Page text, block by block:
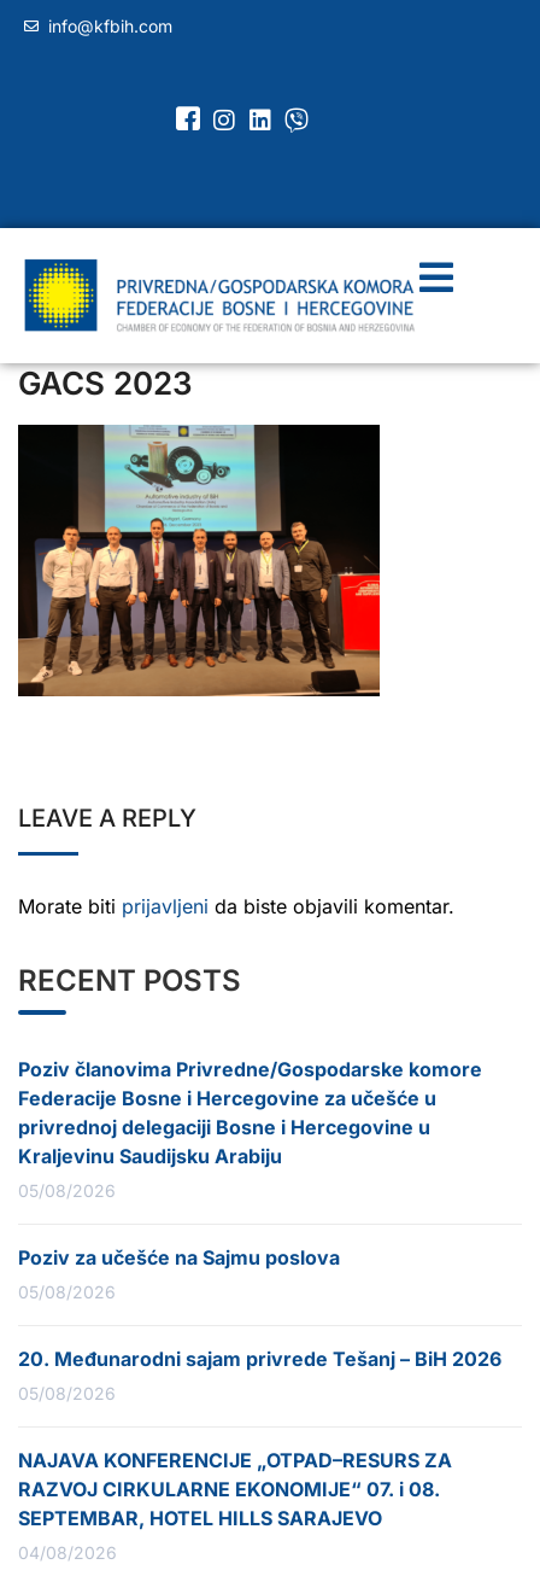
info@kfbih.com
GACS 2023
LEAVE A REPLY
Morate biti prijavljeni da biste objavili komentar.
RECENT POSTS
Poziv članovima Privredne/Gospodarske komore
Federacije Bosne i Hercegovine za učešće u
privrednoj delegaciji Bosne i Hercegovine u
Kraljevinu Saudijsku Arabiju
05/08/2026
Poziv za učešće na Sajmu poslova
05/08/2026
20. Međunarodni sajam privrede Tešanj – BiH 2026
05/08/2026
NAJAVA KONFERENCIJE „OTPAD–RESURS ZA
RAZVOJ CIRKULARNE EKONOMIJE“ 07. i 08.
SEPTEMBAR, HOTEL HILLS SARAJEVO
04/08/2026